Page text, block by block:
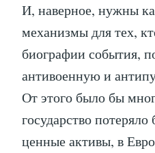
И, наверное, нужны
механизмы для тех,
биографии события,
антивоенную и
От этого было бы
государство
ценные активы, в